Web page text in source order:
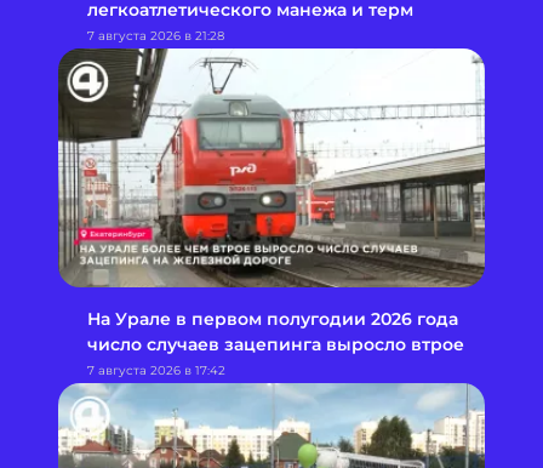
легкоатлетического манежа и терм
7 августа 2026 в 21:28
На Урале в первом полугодии 2026 года
число случаев зацепинга выросло втрое
7 августа 2026 в 17:42